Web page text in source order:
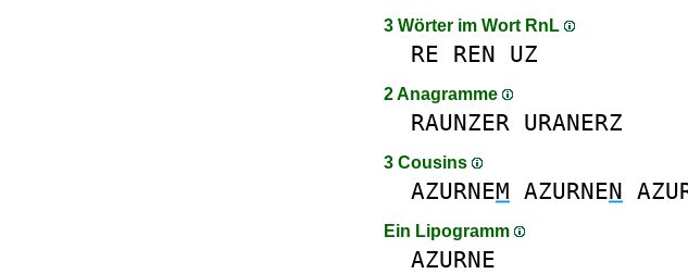
3 Wörter im Wort RnL
RE REN UZ
2 Anagramme
RAUNZER URANERZ
3 Cousins
AZURNEM AZURNEN
Ein Lipogramm
AZURNE